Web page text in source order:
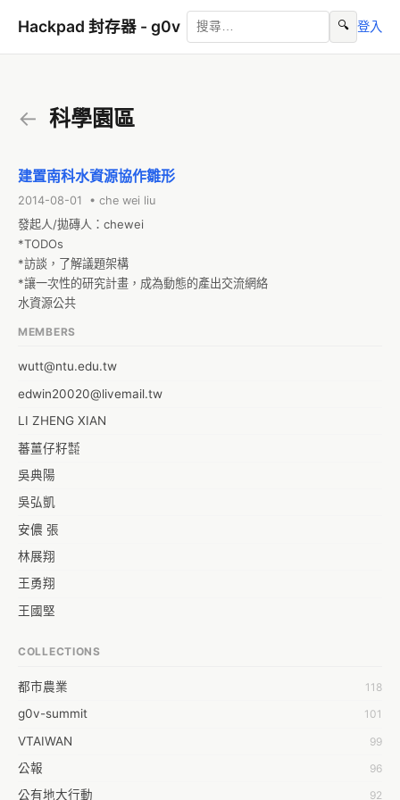
Hackpad 封存器 - g0v 🔍 登入
← 科學園區
建置南科水資源協作雛形
2014-08-01 • che wei liu
發起人/拋磚人：chewei
*TODOs
*訪談，了解議題架構
*讓一次性的研究計畫，成為動態的產出交流網絡
水資源公共
MEMBERS
wutt@ntu.edu.tw
edwin20020@livemail.tw
LI ZHENG XIAN
蕃薑仔籽㍿
吳典陽
吳弘凱
安儂 張
林展翔
王勇翔
王國堅
蒼時弦也
袁乾鑫
陳泰澄
&#35377;&#24646;&#33287;
COLLECTIONS
都市農業 118
g0v-summit 101
VTAIWAN 99
公報 96
公有地大行動 92